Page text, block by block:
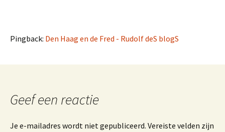
Pingback: Den Haag en de Fred - Rudolf deS blogS
Geef een reactie
Je e-mailadres wordt niet gepubliceerd. Vereiste velden zijn